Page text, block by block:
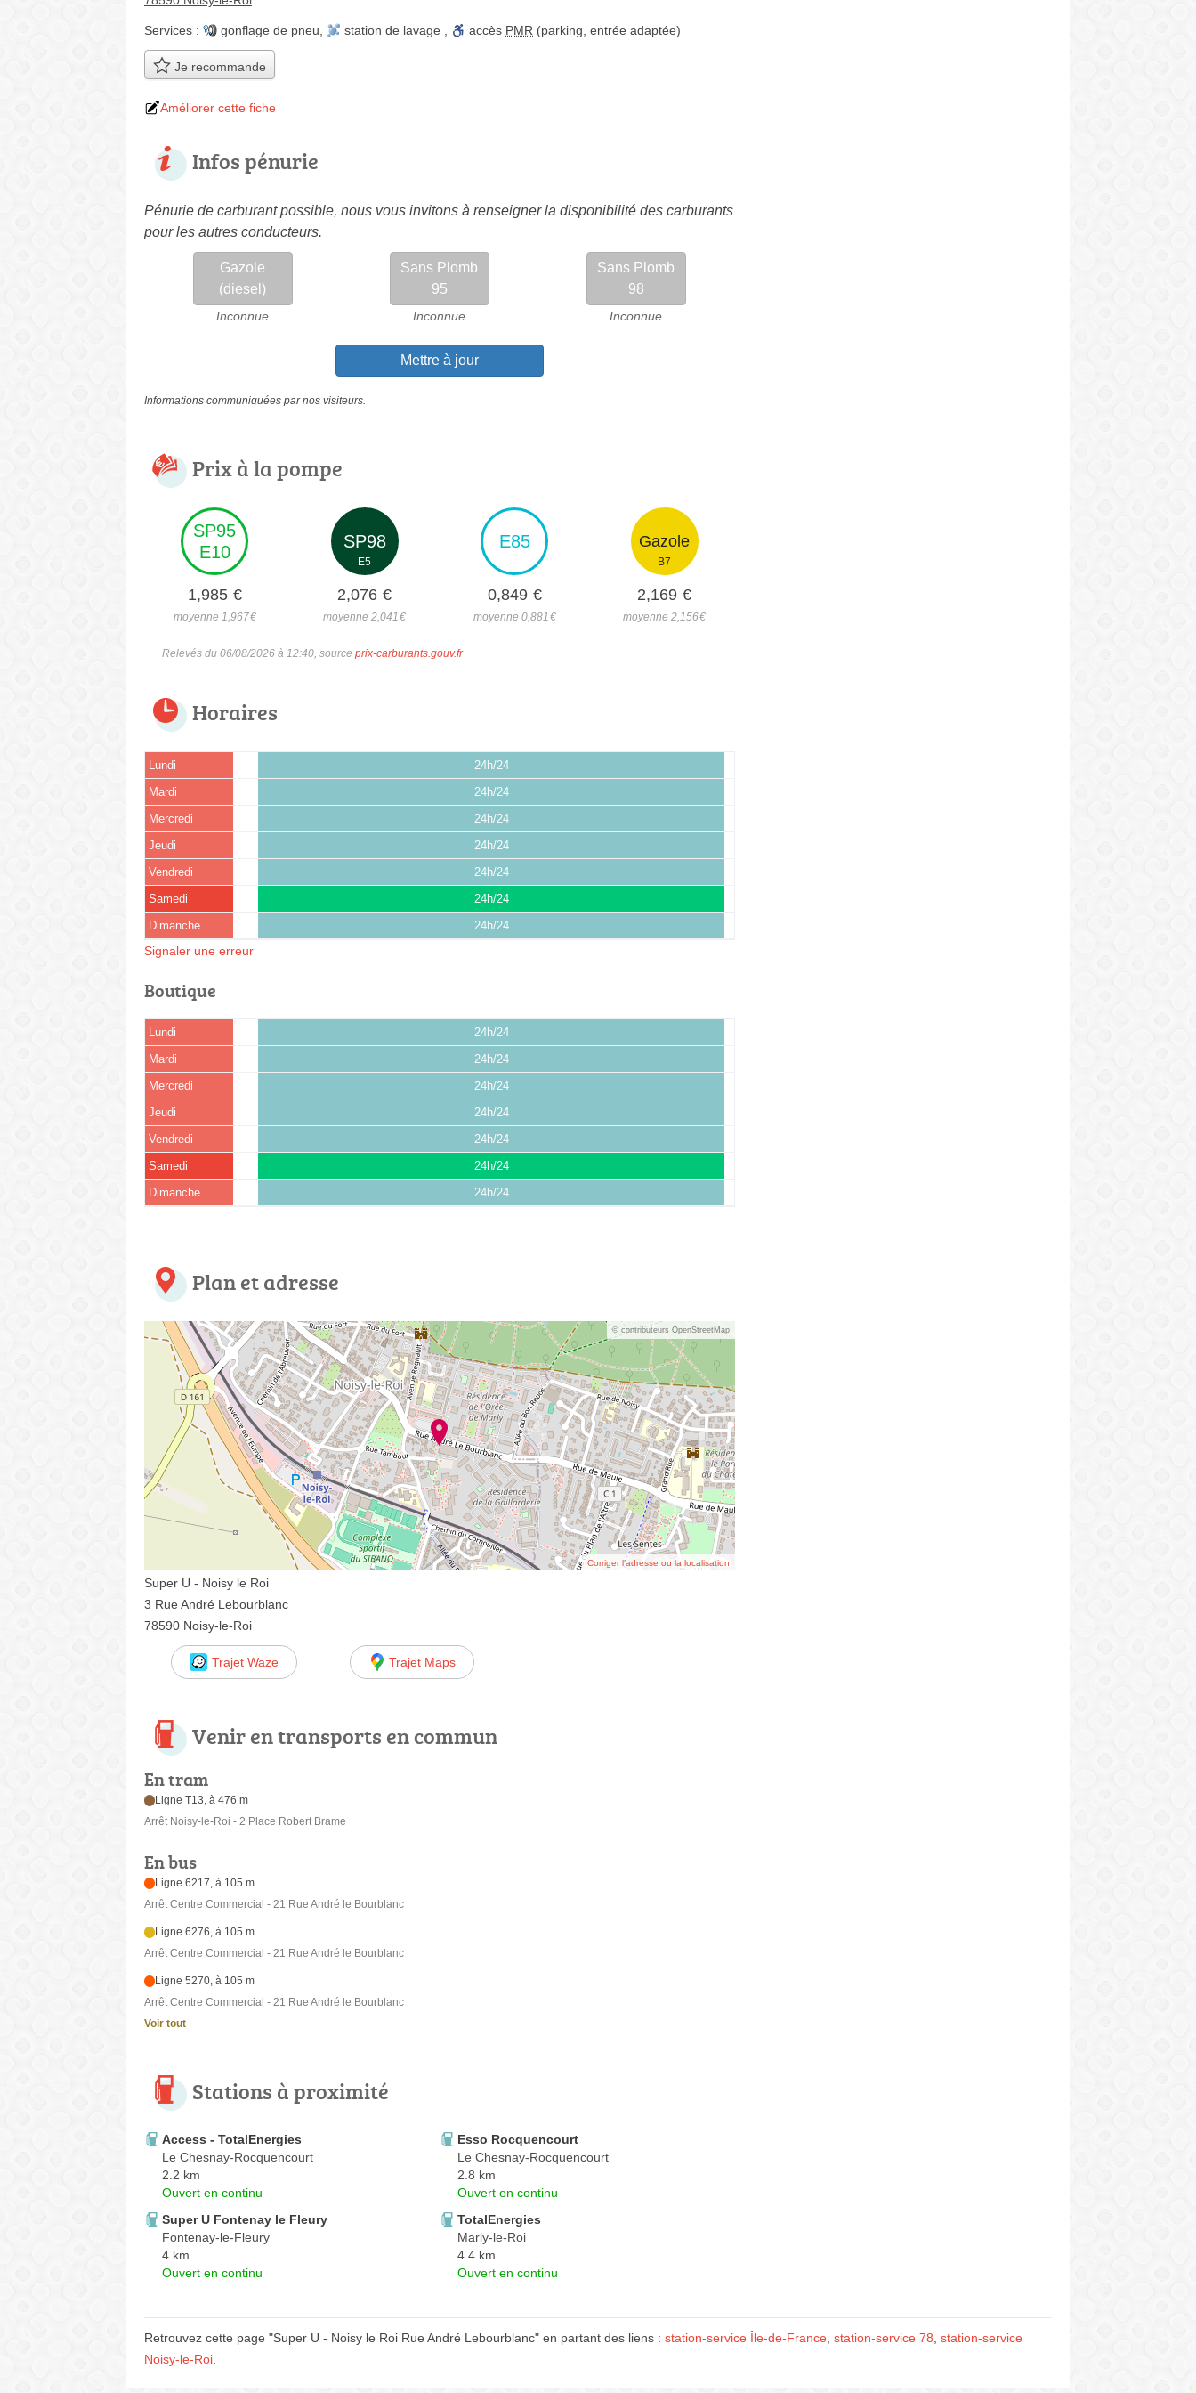
Services : gonflage de pneu station de lavage accès PMR (parking, entrée adaptée)
Je recommande
Améliorer cette fiche
Infos pénurie
Pénurie de carburant possible, nous vous invitons à renseigner la disponibilité des carburants
pour les autres conducteurs.
Gazole
(diesel)
Inconnue
Sans Plomb
95
Inconnue
Sans Plomb
98
Inconnue
Mettre à jour
Informations communiquées par nos visiteurs.
Prix à la pompe
SP95
E10
1,985 €
moyenne 1,967€
SP98
E5
2,076 €
moyenne 2,041€
E85
0,849 €
moyenne 0,881€
Gazole
B7
2,169 €
moyenne 2,156€
Relevés du 06/08/2026 à 12:40, source prix-carburants.gouv.fr
Horaires
Lundi 24h/24
Mardi 24h/24
Mercredi 24h/24
Jeudi 24h/24
Vendredi 24h/24
Samedi 24h/24
Dimanche 24h/24
Signaler une erreur
Boutique
Lundi 24h/24
Mardi 24h/24
Mercredi 24h/24
Jeudi 24h/24
Vendredi 24h/24
Samedi 24h/24
Dimanche 24h/24
Plan et adresse
© contributeurs OpenStreetMap
Corriger l’adresse ou la localisation
Super U - Noisy le Roi
3 Rue André Lebourblanc
78590 Noisy-le-Roi
Trajet Waze Trajet Maps
Venir en transports en commun
En tram
Ligne T13, à 476 m
Arrêt Noisy-le-Roi - 2 Place Robert Brame
En bus
Ligne 6217, à 105 m
Arrêt Centre Commercial - 21 Rue André le Bourblanc
Ligne 6276, à 105 m
Arrêt Centre Commercial - 21 Rue André le Bourblanc
Ligne 5270, à 105 m
Arrêt Centre Commercial - 21 Rue André le Bourblanc
Voir tout
Stations à proximité
Access - TotalEnergies
Le Chesnay-Rocquencourt
2.2 km
Ouvert en continu
Esso Rocquencourt
Le Chesnay-Rocquencourt
2.8 km
Ouvert en continu
Super U Fontenay le Fleury
Fontenay-le-Fleury
4 km
Ouvert en continu
TotalEnergies
Marly-le-Roi
4.4 km
Ouvert en continu
Retrouvez cette page "Super U - Noisy le Roi Rue André Lebourblanc" en partant des liens : station-service Île-de-France, station-service 78, station-service
Noisy-le-Roi.